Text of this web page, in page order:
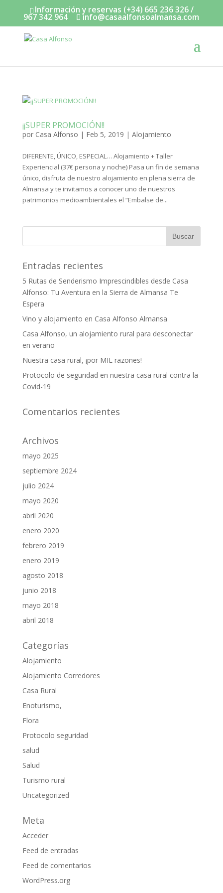
Información y reservas (+34) 665 236 326 /
967 342 964 info@casaalfonsoalmansa.com
¡¡SUPER PROMOCIÓN!!
por Casa Alfonso | Feb 5, 2019 | Alojamiento
DIFERENTE, ÚNICO, ESPECIAL… Alojamiento + Taller
Experiencial (37€ persona y noche) Pasa un fin de semana
único, disfruta de nuestro alojamiento en plena sierra de
Almansa y te invitamos a conocer uno de nuestros
patrimonios medioambientales el “Embalse de...
Entradas recientes
5 Rutas de Senderismo Imprescindibles desde Casa
Alfonso: Tu Aventura en la Sierra de Almansa Te
Espera
Vino y alojamiento en Casa Alfonso Almansa
Casa Alfonso, un alojamiento rural para desconectar
en verano
Nuestra casa rural, ¡por MIL razones!
Protocolo de seguridad en nuestra casa rural contra la
Covid-19
Comentarios recientes
Archivos
mayo 2025
septiembre 2024
julio 2024
mayo 2020
abril 2020
enero 2020
febrero 2019
enero 2019
agosto 2018
junio 2018
mayo 2018
abril 2018
Categorías
Alojamiento
Alojamiento Corredores
Casa Rural
Enoturismo,
Flora
Protocolo seguridad
salud
Salud
Turismo rural
Uncategorized
Meta
Acceder
Feed de entradas
Feed de comentarios
WordPress.org